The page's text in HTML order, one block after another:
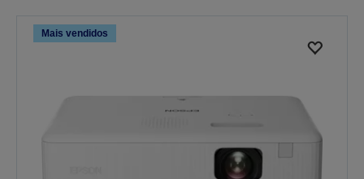
Mais vendidos